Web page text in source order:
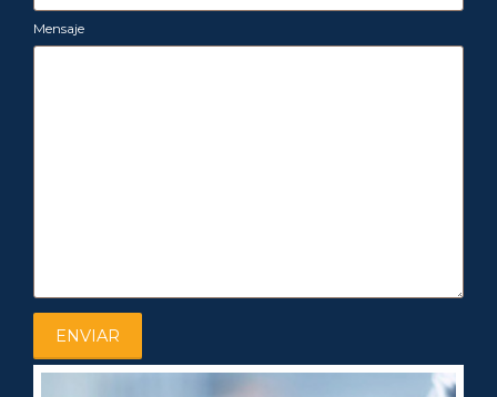
Mensaje